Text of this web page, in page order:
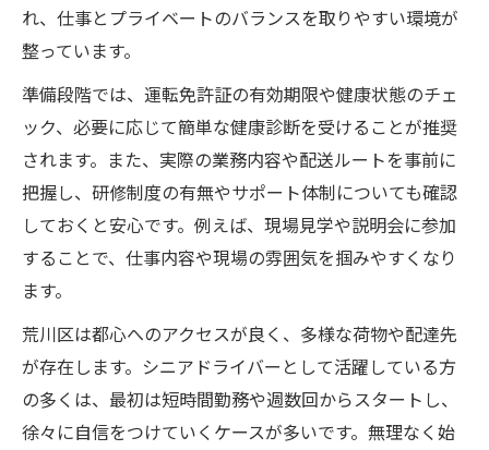
れ、仕事とプライベートのバランスを取りやすい環境が
整っています。
準備段階では、運転免許証の有効期限や健康状態のチェ
ック、必要に応じて簡単な健康診断を受けることが推奨
されます。また、実際の業務内容や配送ルートを事前に
把握し、研修制度の有無やサポート体制についても確認
しておくと安心です。例えば、現場見学や説明会に参加
することで、仕事内容や現場の雰囲気を掴みやすくなり
ます。
荒川区は都心へのアクセスが良く、多様な荷物や配達先
が存在します。シニアドライバーとして活躍している方
の多くは、最初は短時間勤務や週数回からスタートし、
徐々に自信をつけていくケースが多いです。無理なく始